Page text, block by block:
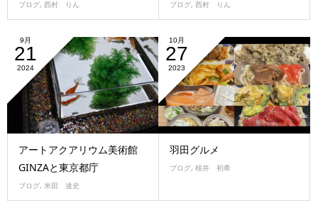
ブログ, 西村 りん ブログ, 西村 りん
9月
21
2024
アートアクアリウム美術館
GINZAと東京都庁
ブログ, 米田 達史
10月
27
2023
羽田グルメ
ブログ, 桜井 初希